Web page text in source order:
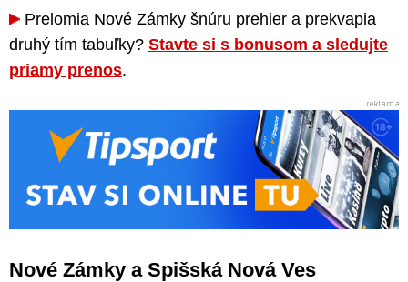
Prelomia Nové Zámky šnúru prehier a prekvapia
druhý tím tabuľky? Stavte si s bonusom a sledujte
priamy prenos.
Nové Zámky a Spišská Nová Ves